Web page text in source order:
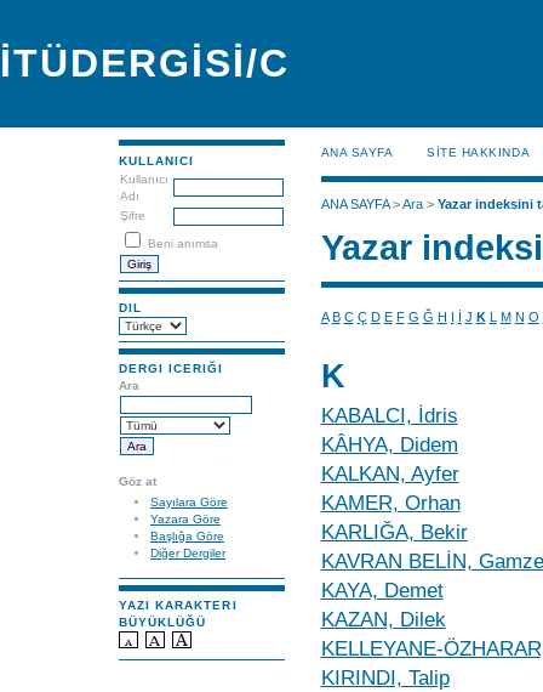
İTÜDERGİSİ/C
KULLANICI
Kullanıcı
Adı
Şifre
Beni anımsa
DIL
DERGI ICERIĞI
Ara
Göz at
Sayılara Göre
Yazara Göre
Başlığa Göre
Diğer Dergiler
YAZI KARAKTERI
BÜYÜKLÜĞÜ
ANA SAYFA SİTE HAKKINDA
ANA SAYFA>Ara> Yazar indeksini
Yazar
A B C Ç D E F G Ğ H I İ J K L M N O
K
KABALCI, İdris
KÂHYA, Didem
KALKAN, Ayfer
KAMER, Orhan
KARLIĞA, Bekir
KAVRAN BELİN, Gamze
KAYA, Demet
KAZAN, Dilek
KELLEYANE-
KIRINDI, Talip